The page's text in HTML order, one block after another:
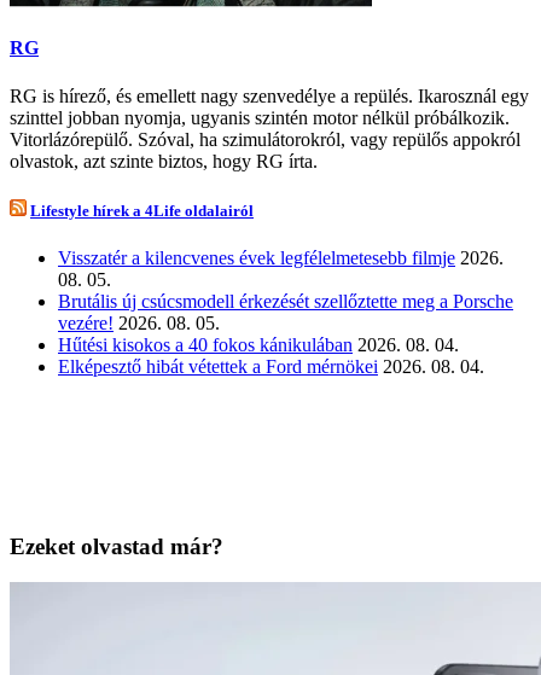
RG
RG is hírező, és emellett nagy szenvedélye a repülés. Ikarosznál egy
szinttel jobban nyomja, ugyanis szintén motor nélkül próbálkozik.
Vitorlázórepülő. Szóval, ha szimulátorokról, vagy repülős appokról
olvastok, azt szinte biztos, hogy RG írta.
Lifestyle hírek a 4Life oldalairól
Visszatér a kilencvenes évek legfélelmetesebb filmje 2026.
08. 05.
Brutális új csúcsmodell érkezését szellőztette meg a Porsche
vezére! 2026. 08. 05.
Hűtési kisokos a 40 fokos kánikulában 2026. 08. 04.
Elképesztő hibát vétettek a Ford mérnökei 2026. 08. 04.
Ezeket olvastad már?